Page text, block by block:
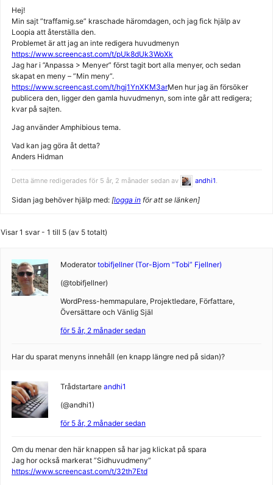
Hej!
Min sajt ”traffamig.se” kraschade häromdagen, och jag fick hjälp av
Loopia att återställa den.
Problemet är att jag an inte redigera huvudmenyn
https://www.screencast.com/t/pUk8dUk3WoXk
Jag har i ”Anpassa > Menyer” först tagit bort alla menyer, och sedan
skapat en meny – ”Min meny”.
https://www.screencast.com/t/hgj1YnXKM3arMen hur jag än försöker
publicera den, ligger den gamla huvudmenyn, som inte går att redigera;
kvar på sajten.
Jag använder Amphibious tema.
Vad kan jag göra åt detta?
Anders Hidman
Detta ämne redigerades för 5 år, 2 månader sedan av andhi1.
Sidan jag behöver hjälp med: [logga in för att se länken]
Visar 1 svar - 1 till 5 (av 5 totalt)
Moderator tobifjellner (Tor-Bjorn “Tobi” Fjellner)
(@tobifjellner)
WordPress-hemmapulare, Projektledare, Författare,
Översättare och Vänlig Själ
för 5 år, 2 månader sedan
Har du sparat menyns innehåll (en knapp längre ned på sidan)?
Trådstartare andhi1
(@andhi1)
för 5 år, 2 månader sedan
Om du menar den här knappen så har jag klickat på spara
Jag hor också markerat ”Sidhuvudmeny”
https://www.screencast.com/t/32th7Etd